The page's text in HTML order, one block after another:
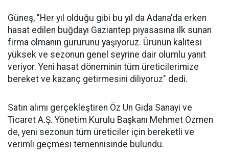
Güneş, "Her yıl olduğu gibi bu yıl da Adana'da erken
hasat edilen buğdayı Gaziantep piyasasına ilk sunan
firma olmanın gururunu yaşıyoruz. Ürünün kalitesi
yüksek ve sezonun genel seyrine dair olumlu yanıt
veriyor. Yeni hasat döneminin tüm üreticilerimize
bereket ve kazanç getirmesini diliyoruz" dedi.
Satın alımı gerçekleştiren Öz Un Gıda Sanayi ve
Ticaret A.Ş. Yönetim Kurulu Başkanı Mehmet Özmen
de, yeni sezonun tüm üreticiler için bereketli ve
verimli geçmesi temennisinde bulundu.